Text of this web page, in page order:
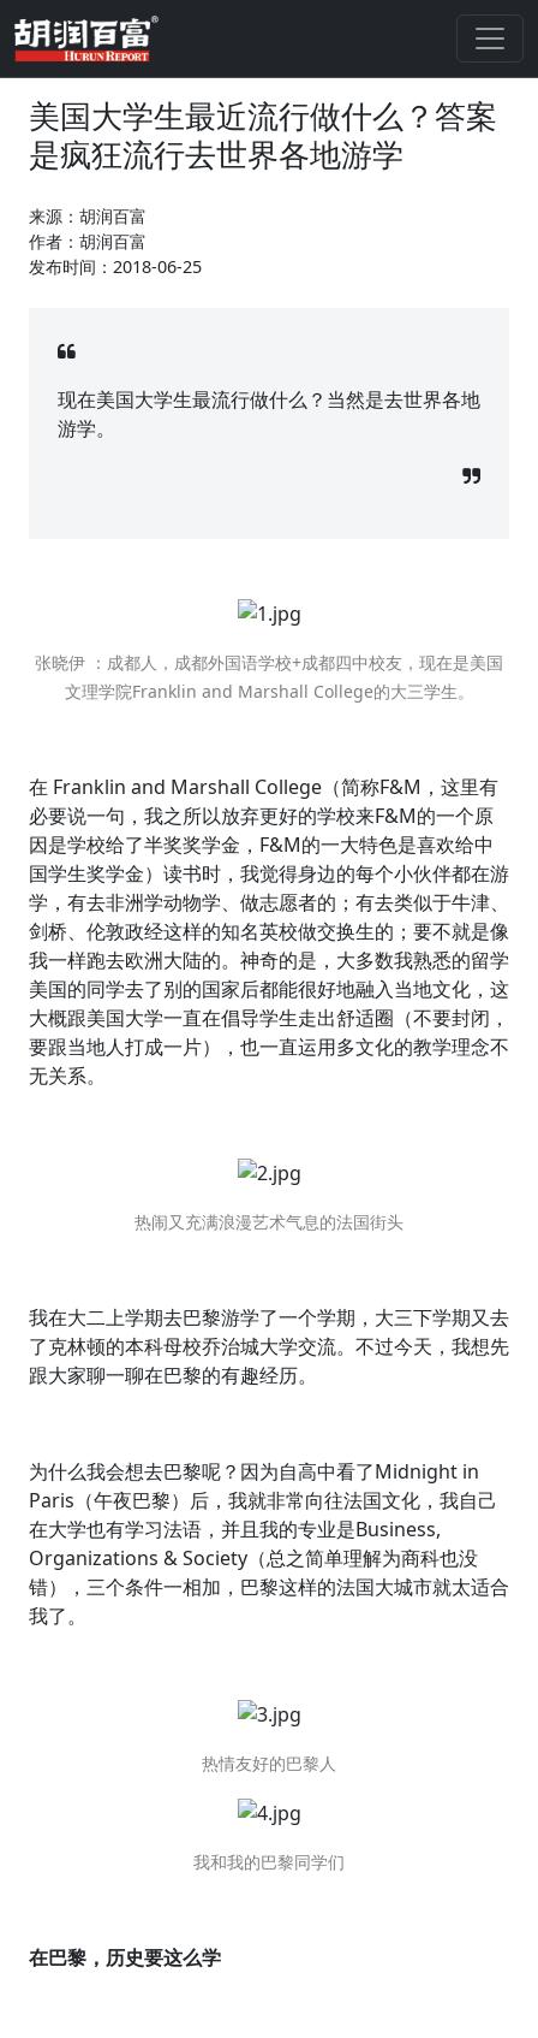
美国大学生最近流行做什么？答案
是疯狂流行去世界各地游学
来源：胡润百富
作者：胡润百富
发布时间：2018-06-25
现在美国大学生最流行做什么？当然是去世界各地
游学。
张晓伊 ：成都人，成都外国语学校+成都四中校友，现在是美国
文理学院Franklin and Marshall College的大三学生。
在 Franklin and Marshall College（简称F&M，这里有
必要说一句，我之所以放弃更好的学校来F&M的一个原
因是学校给了半奖奖学金，F&M的一大特色是喜欢给中
国学生奖学金）读书时，我觉得身边的每个小伙伴都在游
学，有去非洲学动物学、做志愿者的；有去类似于牛津、
剑桥、伦敦政经这样的知名英校做交换生的；要不就是像
我一样跑去欧洲大陆的。神奇的是，大多数我熟悉的留学
美国的同学去了别的国家后都能很好地融入当地文化，这
大概跟美国大学一直在倡导学生走出舒适圈（不要封闭，
要跟当地人打成一片），也一直运用多文化的教学理念不
无关系。
热闹又充满浪漫艺术气息的法国街头
我在大二上学期去巴黎游学了一个学期，大三下学期又去
了克林顿的本科母校乔治城大学交流。不过今天，我想先
跟大家聊一聊在巴黎的有趣经历。
为什么我会想去巴黎呢？因为自高中看了Midnight in
Paris（午夜巴黎）后，我就非常向往法国文化，我自己
在大学也有学习法语，并且我的专业是Business,
Organizations & Society（总之简单理解为商科也没
错），三个条件一相加，巴黎这样的法国大城市就太适合
我了。
热情友好的巴黎人
我和我的巴黎同学们
在巴黎，历史要这么学